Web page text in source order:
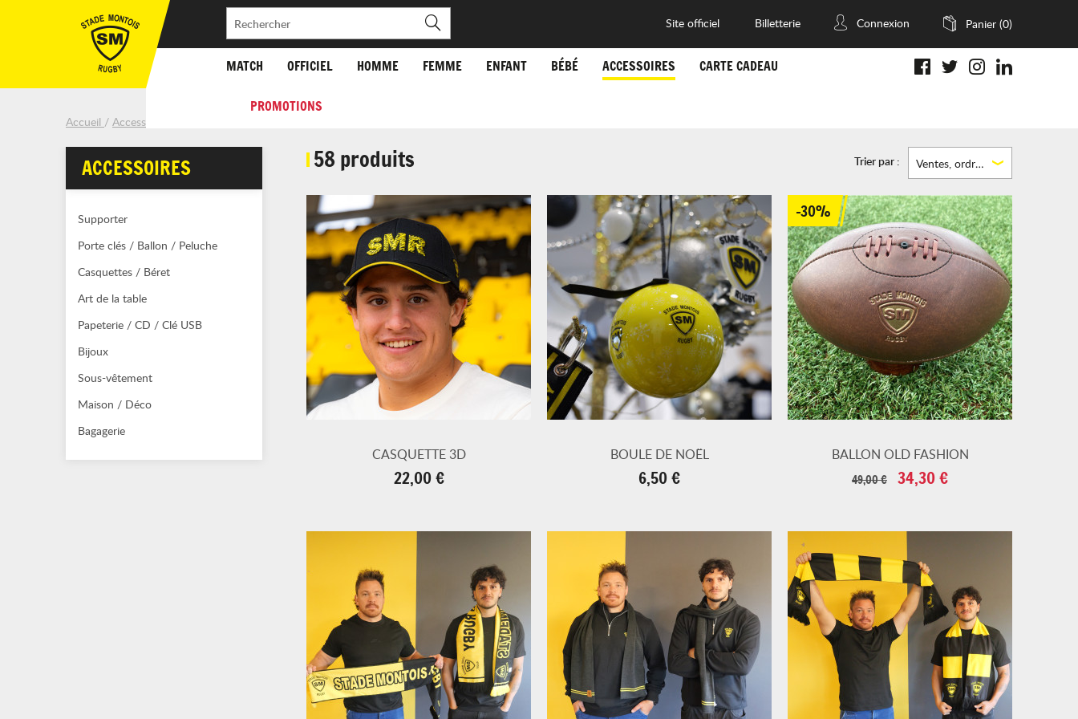
Site officiel Billetterie Connexion Panier (0)
MATCH OFFICIEL HOMME FEMME ENFANT BÉBÉ ACCESSOIRES CARTE CADEAU
PROMOTIONS
Accueil Accessoires
ACCESSOIRES
Supporter
Porte clés / Ballon / Peluche
Casquettes / Béret
Art de la table
Papeterie / CD / Clé USB
Bijoux
Sous-vêtement
Maison / Déco
Bagagerie
58 produits Trier par : Ventes, ordre décroissant
CASQUETTE 3D
Prix
22,00 €
BOULE DE NOËL
Prix
6,50 €
BALLON OLD FASHION
Prix
49,00 €
-30%
Prix
34,30 €